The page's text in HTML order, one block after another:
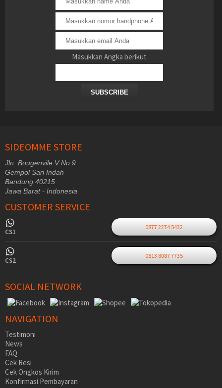
Masukkan Angka berikut
SUBSCRIBE
SIDEOMME STORE
Jln. Bougenvile V No 9
Gempol Sari Indah
Bandung 40215
Jawa Barat - Indonesia
CUSTOMER SERVICE
CS1
0877 2274 5432
CS2
0813 8087 7735
SOCIAL NETWORK
NAVIGATION
Testimoni
News
FAQ
Cek Resi
Cek Ongkos Kirim
Konfirmasi Pembayaran